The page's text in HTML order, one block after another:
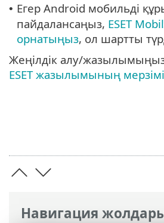
Навигация
• Егер Android мобильді
пайдалансаңыз, ESET
орнатыңыз, ол шартты
Жеңілдік алу/
ESET жазылымының